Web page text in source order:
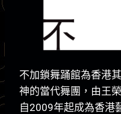
不加鎖舞踊館為香港
神的當代舞團，由王
自2009年起成為香港